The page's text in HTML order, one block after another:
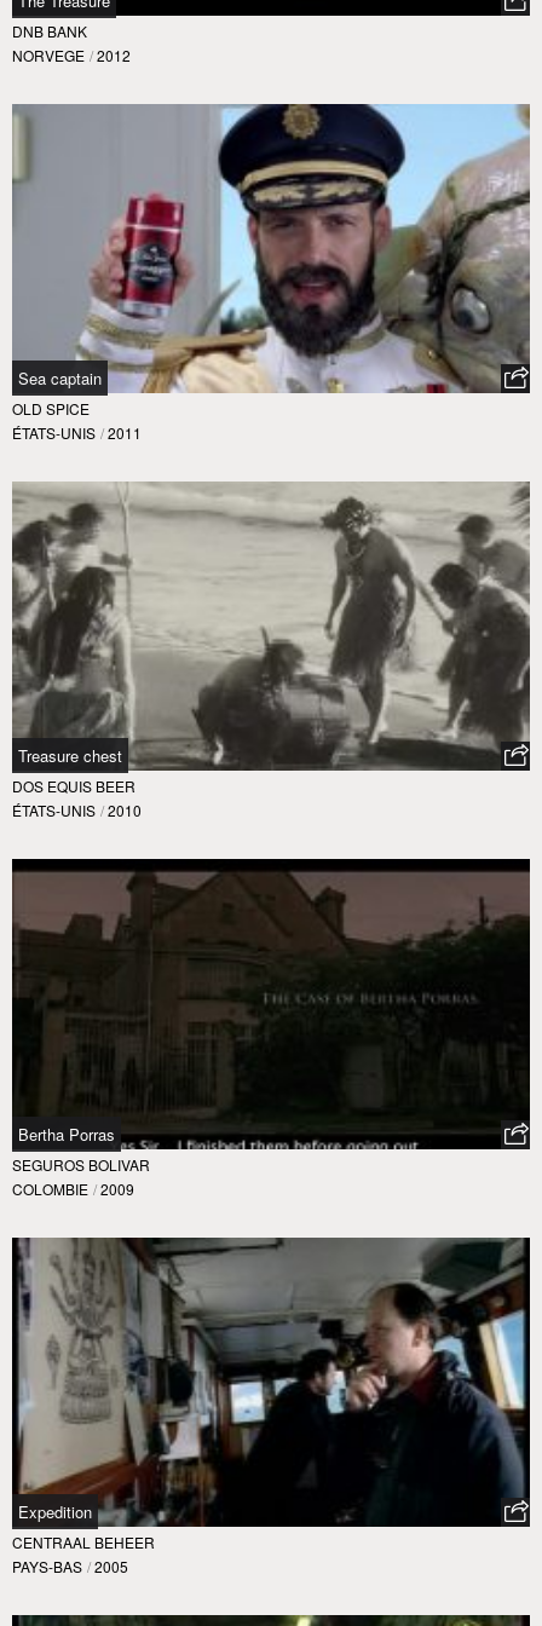
DNB BANK
NORVEGE / 2012
Sea captain
OLD SPICE
ÉTATS-UNIS / 2011
Treasure chest
DOS EQUIS BEER
ÉTATS-UNIS / 2010
Bertha Porras
SEGUROS BOLIVAR
COLOMBIE / 2009
Expedition
CENTRAAL BEHEER
PAYS-BAS / 2005